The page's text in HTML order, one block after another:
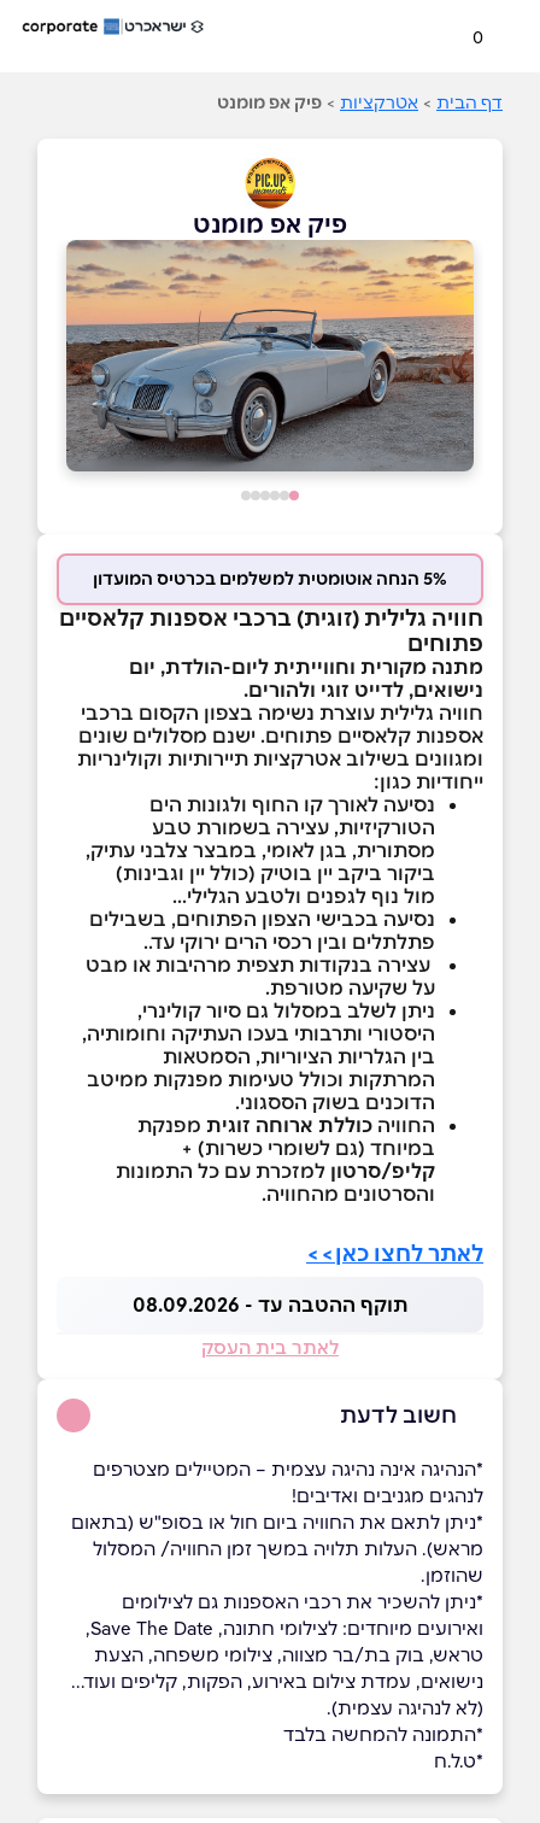
0
דף הבית > אטרקציות > פיק אפ מומנט
פיק אפ מומנט
5% הנחה אוטומטית למשלמים בכרטיס המועדון
חוויה גלילית (זוגית) ברכבי אספנות קלאסיים
פתוחים
מתנה מקורית וחווייתית ליום-הולדת, יום
נישואים, לדייט זוגי ולהורים.
חוויה גלילית עוצרת נשימה בצפון הקסום ברכבי
אספנות קלאסיים פתוחים. ישנם מסלולים שונים
ומגוונים בשילוב אטרקציות תיירותיות וקולינריות
ייחודיות כגון:
נסיעה לאורך קו החוף ולגונות הים
הטורקיזיות, עצירה בשמורת טבע
מסתורית, בגן לאומי, במבצר צלבני עתיק,
ביקור ביקב יין בוטיק (כולל יין וגבינות)
מול נוף לגפנים ולטבע הגלילי...
נסיעה בכבישי הצפון הפתוחים, בשבילים
פתלתלים ובין רכסי הרים ירוקי עד..
עצירה בנקודות תצפית מרהיבות או מבט
על שקיעה מטורפת.
ניתן לשלב במסלול גם סיור קולינרי,
היסטורי ותרבותי בעכו העתיקה וחומותיה,
בין הגלריות הציוריות, הסמטאות
המרתקות וכולל טעימות מפנקות ממיטב
הדוכנים בשוק הססגוני.
החוויה כוללת ארוחה זוגית מפנקת
במיוחד (גם לשומרי כשרות) +
קליפ/סרטון למזכרת עם כל התמונות
והסרטונים מהחוויה.
לאתר לחצו כאן>>
תוקף ההטבה עד - 08.09.2026
לאתר בית העסק
חשוב לדעת
*הנהיגה אינה נהיגה עצמית – המטיילים מצטרפים
לנהגים מגניבים ואדיבים!
*ניתן לתאם את החוויה ביום חול או בסופ"ש (בתאום
מראש). העלות תלויה במשך זמן החוויה/ המסלול
שהוזמן.
*ניתן להשכיר את רכבי האספנות גם לצילומים
ואירועים מיוחדים: לצילומי חתונה, Save The Date,
טראש, בוק בת/בר מצווה, צילומי משפחה, הצעת
נישואים, עמדת צילום באירוע, הפקות, קליפים ועוד...
(לא לנהיגה עצמית).
*התמונה להמחשה בלבד
*ט.ל.ח